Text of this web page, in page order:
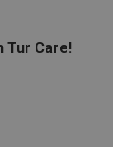
Tur Care!